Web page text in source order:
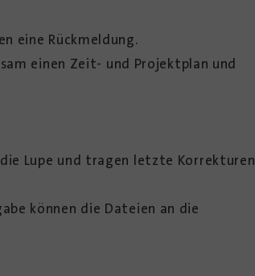
eine Rückmeldung.
einen Zeit- und Projektplan und
Lupe und tragen letzte Korrekturen
können die Dateien an die